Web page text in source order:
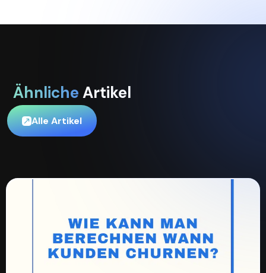
Ähnliche Artikel
Alle Artikel